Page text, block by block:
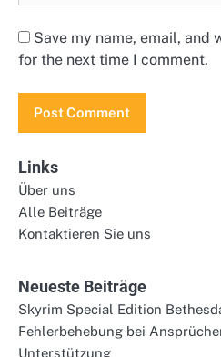
Save my name, email, and
for the next time I comment.
Links
Über uns
Alle Beiträge
Kontaktieren Sie uns
Neueste Beiträge
Skyrim Special Edition
Fehlerbehebung bei
Unterstützung